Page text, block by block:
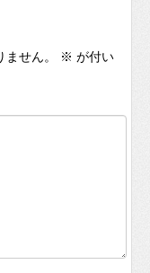
せん。 ※ が付い